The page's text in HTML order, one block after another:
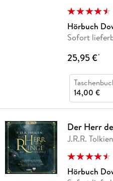
Hörbuch
Sofort
25,95 €*
14,00 €
Der Herr
J.R.R. Tolkien
Hörbuch